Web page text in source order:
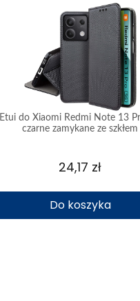
Etui do Xiaomi Redmi Note 13
czarne zamykane ze szkłem
24,17 zł
Do koszyka